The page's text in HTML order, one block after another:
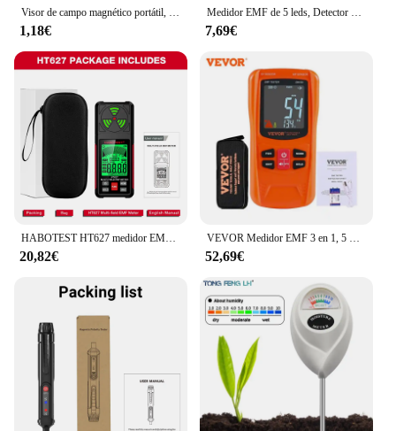
Visor de campo magnético portátil, membrana de visualización de patrón de película, Detector de tarjetas magnéticas para investigación científica, 1 unidad
1,18€
Medidor EMF de 5 leds, Detector de campo magnético, equipo Paranormal de caza fantasma, probador portátil, contador profesional
7,69€
HABOTEST HT627 medidor EMF profesional, Detector de radiación de campo electromagnético, portátil de mano, medidor de advertencia de radiofrecuencia
20,82€
VEVOR Medidor EMF 3 en 1, 5 Hz-6 GHz, Detector de Radiación de Campo Electromagnético Recargable de Mano Probador EMF Digital LCD para Inspecciones EF MF RF, Temperatura de Torre Celular 5G
52,69€